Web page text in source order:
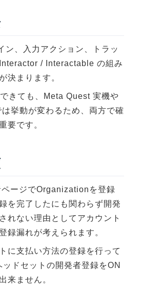
プリ開発研修
XR Showcase Hub』2025年4月発売
フォーム『LegacyLink XR』2025年10月
ットフォーム『MetaLiveStage』2025年
リ『Qoocan』
ン、入力アクション、トラッ
/ Interactable の組み
決まります。
きても、Meta Quest 実機や
挙動が変わるため、両方で確
要です。
ページでOrganizationを登録
を完了したにも関わらず開発
れない理由としてアカウント
録漏れが考えられます。
に支払い方法の登録を行って
ドセットの開発者登録をON
来ません。